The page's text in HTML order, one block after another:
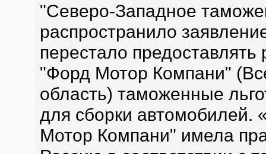
"Северо-Западное
распространило
перестало
"Форд Мотор Компани"
область) таможенные
для сборки автомобилей.
Мотор Компани" имела